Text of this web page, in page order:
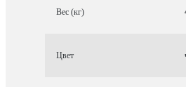
Вес (кг)
Цвет